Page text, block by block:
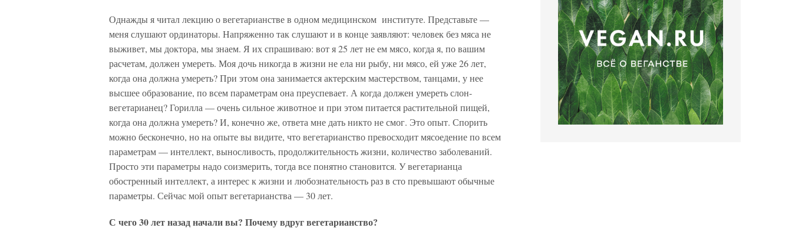
Однажды я читал лекцию о вегетарианстве в одном медицинском институте. Представьте —
меня слушают ординаторы. Напряженно так слушают и в конце заявляют: человек без мяса не
выживет, мы доктора, мы знаем. Я их спрашиваю: вот я 25 лет не ем мясо, когда я, по вашим
расчетам, должен умереть. Моя дочь никогда в жизни не ела ни рыбу, ни мясо, ей уже 26 лет,
когда она должна умереть? При этом она занимается актерским мастерством, танцами, у нее
высшее образование, по всем параметрам она преуспевает. А когда должен умереть слон-
вегетарианец? Горилла — очень сильное животное и при этом питается растительной пищей,
когда она должна умереть? И, конечно же, ответа мне дать никто не смог. Это опыт. Спорить
можно бесконечно, но на опыте вы видите, что вегетарианство превосходит мясоедение по всем
параметрам — интеллект, выносливость, продолжительность жизни, количество заболеваний.
Просто эти параметры надо соизмерить, тогда все понятно становится. У вегетарианца
обостренный интеллект, а интерес к жизни и любознательность раз в сто превышают обычные
параметры. Сейчас мой опыт вегетарианства — 30 лет.
С чего 30 лет назад начали вы? Почему вдруг вегетарианство?